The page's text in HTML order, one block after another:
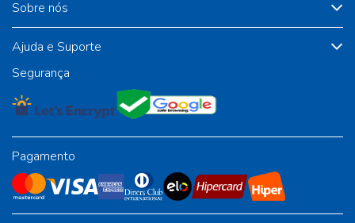
Sobre nós
Ajuda e Suporte
Segurança
Pagamento